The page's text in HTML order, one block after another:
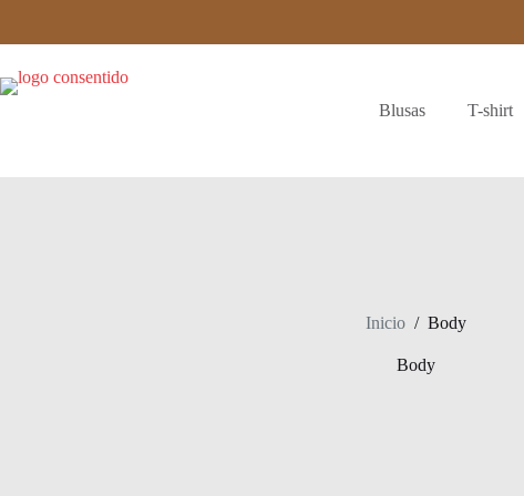
contenido
Blusas T-shirt
Inicio / Body
Body